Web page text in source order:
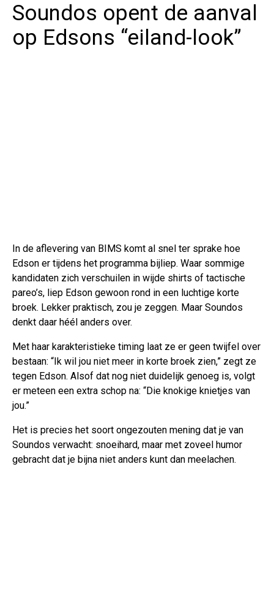
Soundos opent de aanval
op Edsons “eiland-look”
In de aflevering van BIMS komt al snel ter sprake hoe
Edson er tijdens het programma bijliep. Waar sommige
kandidaten zich verschuilen in wijde shirts of tactische
pareo’s, liep Edson gewoon rond in een luchtige korte
broek. Lekker praktisch, zou je zeggen. Maar Soundos
denkt daar héél anders over.
Met haar karakteristieke timing laat ze er geen twijfel over
bestaan: “Ik wil jou niet meer in korte broek zien,” zegt ze
tegen Edson. Alsof dat nog niet duidelijk genoeg is, volgt
er meteen een extra schop na: “Die knokige knietjes van
jou.”
Het is precies het soort ongezouten mening dat je van
Soundos verwacht: snoeihard, maar met zoveel humor
gebracht dat je bijna niet anders kunt dan meelachen.